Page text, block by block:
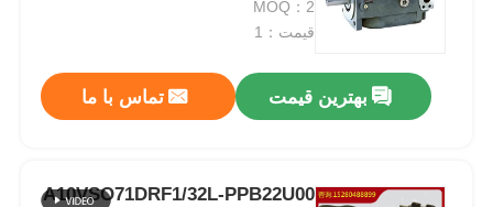
MOQ：2
قیمت：1
بهترین قیمت تماس با ما
A10VSO71DRF1/32L-PPB22U00